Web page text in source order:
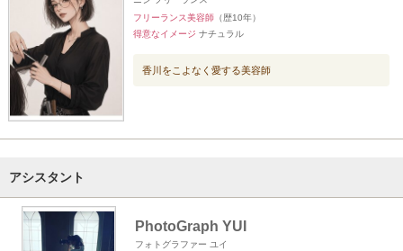
フリーランス美容師 （歴10年）
得意なイメージ ナチュラル
香川をこよなく愛する美容師
アシスタント
PhotoGraph YUI
フォトグラファー ユイ